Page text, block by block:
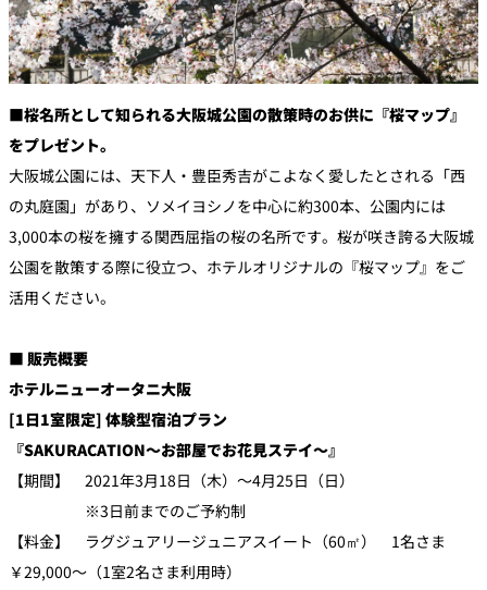
■桜名所として知られる大阪城公園の散策時のお供に『桜マップ』
をプレゼント。
大阪城公園には、天下人・豊臣秀吉がこよなく愛したとされる「西
の丸庭園」があり、ソメイヨシノを中心に約300本、公園内には
3,000本の桜を擁する関西屈指の桜の名所です。桜が咲き誇る大阪城
公園を散策する際に役立つ、ホテルオリジナルの『桜マップ』をご
活用ください。
■ 販売概要
ホテルニューオータニ大阪
[1日1室限定] 体験型宿泊プラン
『SAKURACATION～お部屋でお花見ステイ～』
【期間】 2021年3月18日（木）～4月25日（日）
※3日前までのご予約制
【料金】 ラグジュアリージュニアスイート（60㎡） 1名さま
￥29,000～（1室2名さま利用時）